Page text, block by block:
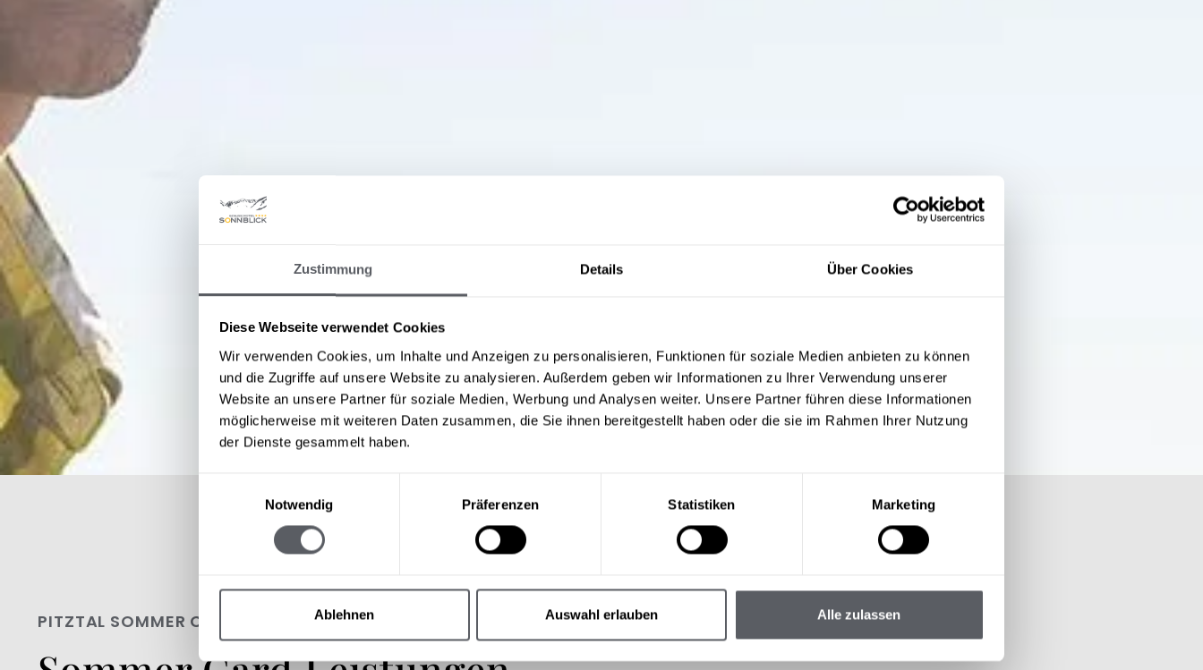
Zustimmung Details Über Cookies
Diese Webseite verwendet Cookies
Wir verwenden Cookies, um Inhalte und Anzeigen zu personalisieren, Funktionen für soziale Medien anbieten zu können
und die Zugriffe auf unsere Website zu analysieren. Außerdem geben wir Informationen zu Ihrer Verwendung unserer
Website an unsere Partner für soziale Medien, Werbung und Analysen weiter. Unsere Partner führen diese Informationen
möglicherweise mit weiteren Daten zusammen, die Sie ihnen bereitgestellt haben oder die sie im Rahmen Ihrer Nutzung
der Dienste gesammelt haben.
Notwendig
Präferenzen Statistiken Marketing
Ablehnen Auswahl erlauben Alle zulassen
PITZTAL SOMMER CARD HOTEL